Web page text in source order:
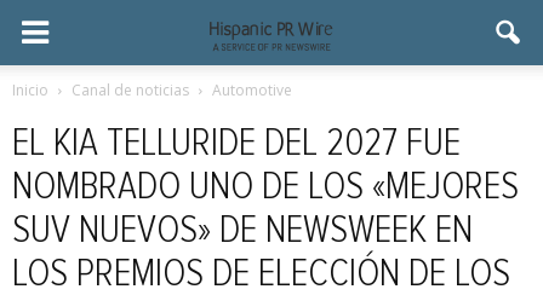
Inicio Canal de noticias Automotive
EL KIA TELLURIDE DEL 2027 FUE
NOMBRADO UNO DE LOS «MEJORES
SUV NUEVOS» DE NEWSWEEK EN
LOS PREMIOS DE ELECCIÓN DE LOS